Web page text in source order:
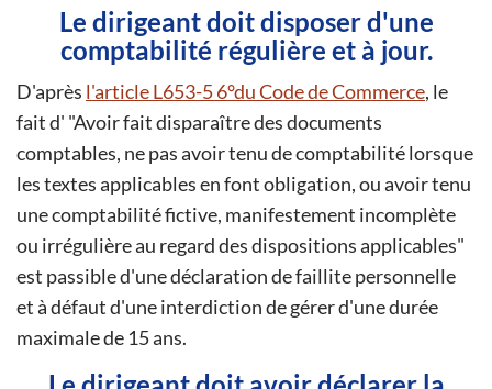
Le dirigeant doit disposer d'une
comptabilité régulière et à jour.
D'après l'article L653-5 6°du Code de Commerce, le
fait d' Avoir fait disparaître des documents
comptables, ne pas avoir tenu de comptabilité lorsque
les textes applicables en font obligation, ou avoir tenu
une comptabilité fictive, manifestement incomplète
ou irrégulière au regard des dispositions applicables
est passible d'une déclaration de faillite personnelle
et à défaut d'une interdiction de gérer d'une durée
maximale de 15 ans.